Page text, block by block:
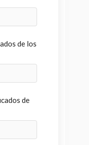
de los
de